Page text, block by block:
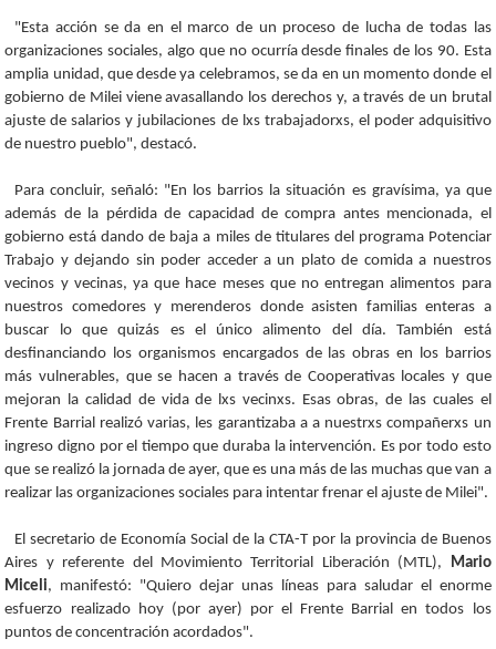
"Esta acción se da en el marco de un proceso de lucha de todas las
organizaciones sociales, algo que no ocurría desde finales de los 90. Esta
amplia unidad, que desde ya celebramos, se da en un momento donde el
gobierno de Milei viene avasallando los derechos y, a través de un brutal
ajuste de salarios y jubilaciones de lxs trabajadorxs, el poder adquisitivo
de nuestro pueblo", destacó.
Para concluir, señaló: "En los barrios la situación es gravísima, ya que
además de la pérdida de capacidad de compra antes mencionada, el
gobierno está dando de baja a miles de titulares del programa Potenciar
Trabajo y dejando sin poder acceder a un plato de comida a nuestros
vecinos y vecinas, ya que hace meses que no entregan alimentos para
nuestros comedores y merenderos donde asisten familias enteras a
buscar lo que quizás es el único alimento del día. También está
desfinanciando los organismos encargados de las obras en los barrios
más vulnerables, que se hacen a través de Cooperativas locales y que
mejoran la calidad de vida de lxs vecinxs. Esas obras, de las cuales el
Frente Barrial realizó varias, les garantizaba a a nuestrxs compañerxs un
ingreso digno por el tiempo que duraba la intervención. Es por todo esto
que se realizó la jornada de ayer, que es una más de las muchas que van a
realizar las organizaciones sociales para intentar frenar el ajuste de Milei".
El secretario de Economía Social de la CTA-T por la provincia de Buenos
Aires y referente del Movimiento Territorial Liberación (MTL), Mario
Miceli, manifestó: "Quiero dejar unas líneas para saludar el enorme
esfuerzo realizado hoy (por ayer) por el Frente Barrial en todos los
puntos de concentración acordados".